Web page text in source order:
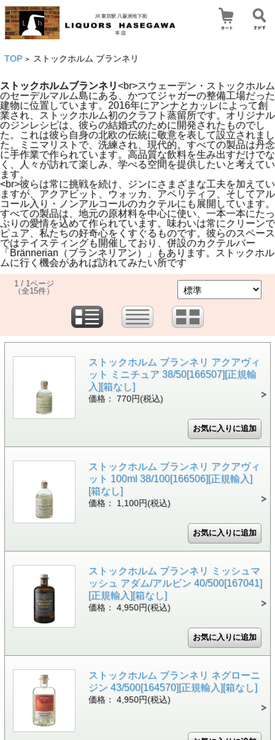
TOP > ストックホルム ブランネリ
ストックホルムブランネリ<br>スウェーデン・ストックホルム
のセーデルマルム島にある、かつてジャガーの整備工場だった
建物に位置しています。2016年にアンナとカッレによって創
業され、ストックホルム初のクラフト蒸留所です。オリジナル
のジンレシピは、彼らの結婚式のために開発されたものでし
た。これは彼ら自身の北欧の伝統に敬意を表して設立されまし
た。ミニマリストで、洗練され、現代的。すべての製品は丹念
に手作業で作られています。高品質な飲料を生み出すだけでな
く、人々が訪れて楽しみ、学べる空間を提供したいと考えてい
ます。
<br>彼らは常に挑戦を続け、ジンにさまざまな工夫を加えてい
ますが、アクアビット、ウォッカ、アペリティフ、そしてアル
コール入り・ノンアルコールのカクテルにも展開しています。
すべての製品は、地元の原材料を中心に使い、一本一本にたっ
ぷりの愛情を込めて作られています。味わいは常にクリーンで
ピュア、私たちの好奇心をくすぐるものです。彼らのスペース
ではテイスティングも開催しており、併設のカクテルバー
「Brännerian（ブランネリアン）」もあります。ストックホル
ムに行く機会があれば訪れてみたい所です
1 / 1ページ
（全15件）
ストックホルム ブランネリ アクアヴィ
ット ミニチュア 38/50[166507][正規輸
入][箱なし]
価格： 770円(税込)
ストックホルム ブランネリ アクアヴィ
ット 100ml 38/100[166506][正規輸入]
[箱なし]
価格： 1,100円(税込)
ストックホルム ブランネリ ミッシュマ
ッシュ アダム/アルビン 40/500[167041]
[正規輸入][箱なし]
価格： 4,950円(税込)
ストックホルム ブランネリ ネグローニ
ジン 43/500[164570][正規輸入][箱なし]
価格： 4,950円(税込)